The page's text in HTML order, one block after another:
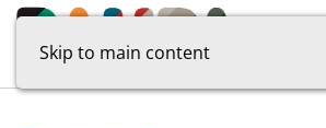
Skip to main content